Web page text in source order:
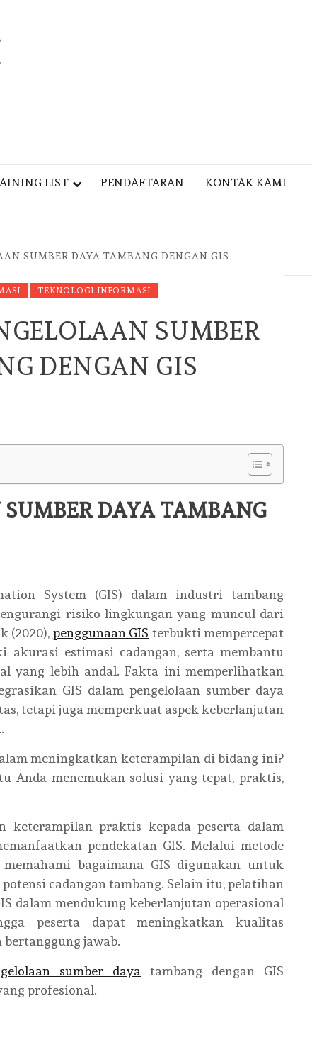
LIST PENDAFTARAN KONTAK KAMI
SUMBER DAYA TAMBANG DENGAN GIS
TEKNOLOGI INFORMASI
SUMBER
DENGAN GIS
DAYA TAMBANG
System (GIS) dalam industri tambang
risiko lingkungan yang muncul dari
(2020), penggunaan GIS terbukti mempercepat
akurasi estimasi cadangan, serta membantu
yang lebih andal. Fakta ini memperlihatkan
GIS dalam pengelolaan sumber daya
tetapi juga memperkuat aspek keberlanjutan
meningkatkan keterampilan di bidang ini?
Anda menemukan solusi yang tepat, praktis,
praktis kepada peserta dalam
pendekatan GIS. Melalui metode
bagaimana GIS digunakan untuk
cadangan tambang. Selain itu, pelatihan
dalam mendukung keberlanjutan operasional
peserta dapat meningkatkan kualitas
jawab.
sumber daya tambang dengan GIS
profesional.